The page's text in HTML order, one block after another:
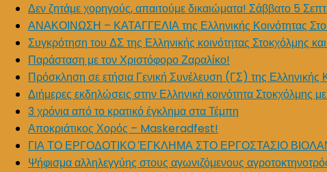
Δεν ζητάμε χορηγούς, απαιτούμε δικαιώματα! Σάββατο 5
ΑΝΑΚΟΙΝΩΣΗ – ΚΑΤΑΓΓΕΛΙΑ της Ελληνικής Κοινότητας
Συγκρότηση του ΔΣ της Ελληνικής κοινότητας Στοκχόλμης
Παράσταση με τον Χριστόφορο Ζαραλίκο!
Πρόσκληση σε ετήσια Γενική Συνέλευση (ΓΣ) της Ελληνικής
Διήμερες εκδηλώσεις στην Ελληνική κοινότητα Στοκχόλμης
3 χρόνια από το κρατικό έγκλημα στα Τέμπη
Αποκριάτικος Χορός – Maskeradfest!
ΓΙΑ ΤΟ ΕΡΓΟΔΟΤΙΚΟ ΈΓΚΛΗΜΑ ΣΤΟ ΕΡΓΟΣΤΑΣΙΟ
Ψήφισμα αλληλεγγύης στους αγωνιζόμενους